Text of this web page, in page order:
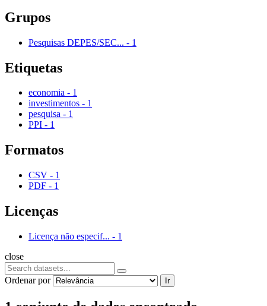
Grupos
Pesquisas DEPES/SEC... - 1
Etiquetas
economia - 1
investimentos - 1
pesquisa - 1
PPI - 1
Formatos
CSV - 1
PDF - 1
Licenças
Licença não especif... - 1
close
Ordenar por Ir